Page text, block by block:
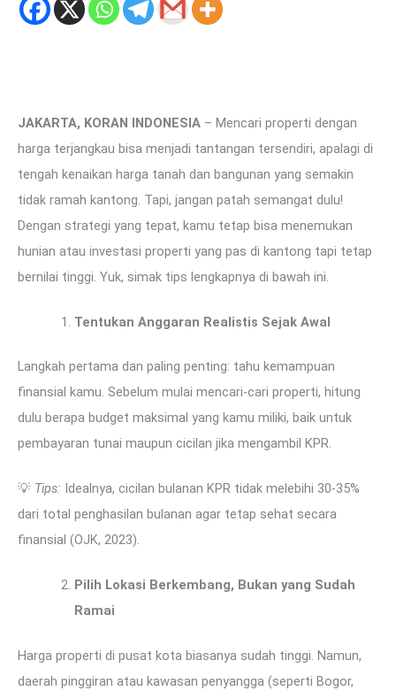
JAKARTA, KORAN INDONESIA – Mencari properti dengan
harga terjangkau bisa menjadi tantangan tersendiri, apalagi di
tengah kenaikan harga tanah dan bangunan yang semakin
tidak ramah kantong. Tapi, jangan patah semangat dulu!
Dengan strategi yang tepat, kamu tetap bisa menemukan
hunian atau investasi properti yang pas di kantong tapi tetap
bernilai tinggi. Yuk, simak tips lengkapnya di bawah ini.
Tentukan Anggaran Realistis Sejak Awal
Langkah pertama dan paling penting: tahu kemampuan
finansial kamu. Sebelum mulai mencari-cari properti, hitung
dulu berapa budget maksimal yang kamu miliki, baik untuk
pembayaran tunai maupun cicilan jika mengambil KPR.
💡 Tips: Idealnya, cicilan bulanan KPR tidak melebihi 30-35%
dari total penghasilan bulanan agar tetap sehat secara
finansial (OJK, 2023).
Pilih Lokasi Berkembang, Bukan yang Sudah
Ramai
Harga properti di pusat kota biasanya sudah tinggi. Namun,
daerah pinggiran atau kawasan penyangga (seperti Bogor,